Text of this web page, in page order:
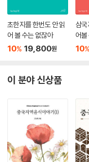
지식과 정보는 넘치지만, 지
식을 축적하는 여행길이 아
인간이 일회성 동물의 시간
다시 잎이 나고, 꽃이 피고,
보폭으로 인간과 삶에 대해
초한지를 한번도 안 읽
어 볼 수는 없잖아
10% 19,800원
삼
어
10%
이 분야 신상품